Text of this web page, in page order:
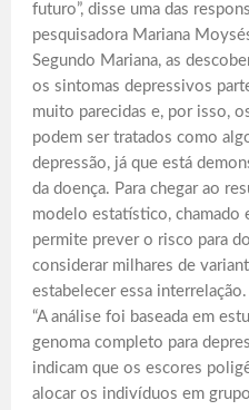
futuro”, disse uma das
pesquisadora Mariana
Segundo Mariana, as
os sintomas depressivos
muito parecidas e, por isso,
podem ser tratados como
depressão, já que está
da doença. Para chegar ao
modelo estatístico, chamado
permite prever o risco para
considerar milhares de
estabelecer essa interrelação.
“A análise foi baseada em
genoma completo para
indicam que os escores
alocar os indivíduos em